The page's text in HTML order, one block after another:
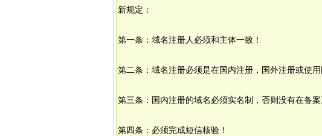
新规定：
第一条：域名注册人必须和主体一致！
第二条：域名注册必须是在国内注册，国外注册或使
第三条：国内注册的域名必须实名制，否则没有在备
第四条：必须完成短信核验！